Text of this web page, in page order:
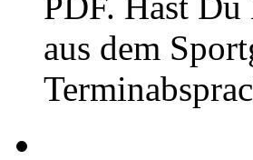
aus dem